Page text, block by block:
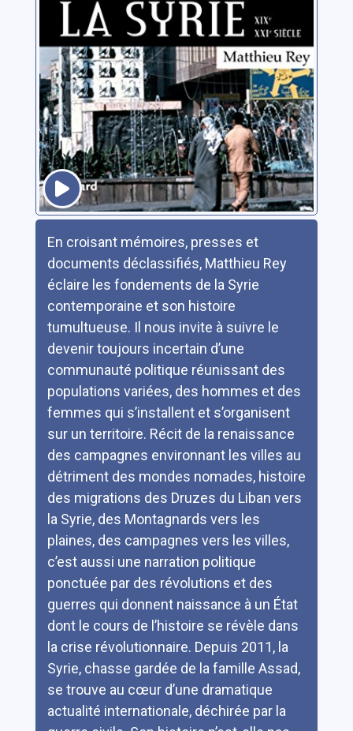
En croisant mémoires, presses et
documents déclassifiés, Matthieu Rey
éclaire les fondements de la Syrie
contemporaine et son histoire
tumultueuse. Il nous invite à suivre le
devenir toujours incertain d’une
communauté politique réunissant des
populations variées, des hommes et des
femmes qui s’installent et s’organisent
sur un territoire. Récit de la renaissance
des campagnes environnant les villes au
détriment des mondes nomades, histoire
des migrations des Druzes du Liban vers
la Syrie, des Montagnards vers les
plaines, des campagnes vers les villes,
c’est aussi une narration politique
ponctuée par des révolutions et des
guerres qui donnent naissance à un État
dont le cours de l’histoire se révèle dans
la crise révolutionnaire. Depuis 2011, la
Syrie, chasse gardée de la famille Assad,
se trouve au cœur d’une dramatique
actualité internationale, déchirée par la